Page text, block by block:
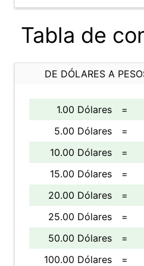
Tabla de
DE DÓLARES A
1.00 Dólares =
5.00 Dólares
=
10.00 Dólares
=
15.00 Dólares
=
20.00 Dólares
=
25.00 Dólares
=
50.00 Dólares
=
100.00 Dólares
=